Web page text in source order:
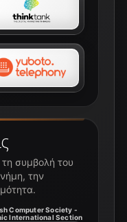
τη συμβολή του
την
Computer Society -
International Section